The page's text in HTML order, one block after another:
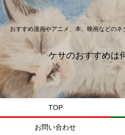
おすすめ漫画やアニメ、本、映画などのネ
ケサのおすすめは
TOP
お問い合わせ